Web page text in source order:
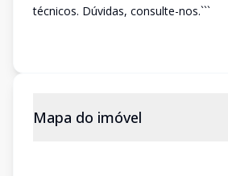
técnicos. Dúvidas, consulte-nos.```
Mapa do imóvel